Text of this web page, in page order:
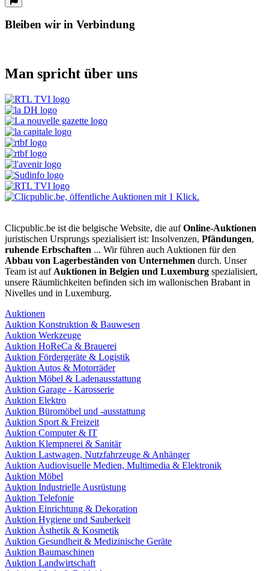
Bleiben wir in Verbindung
Man spricht über uns
Clicpublic.be ist die belgische Website, die aufOnline-Auktionen
juristischen Ursprungs spezialisiert ist: Insolvenzen, Pfändungen,
ruhende Erbschaften ... Wir führen auch Auktionen für den
Abbau von Lagerbeständen von Unternehmen durch. Unser
Team ist auf Auktionen in Belgien und Luxemburg spezialisiert,
unsere Räumlichkeiten befinden sich im wallonischen Brabant in
Nivelles und in Luxemburg.
Auktionen
Auktion Konstruktion & Bauwesen
Auktion Werkzeuge
Auktion HoReCa & Brauerei
Auktion Fördergeräte & Logistik
Auktion Autos & Motorräder
Auktion Möbel & Ladenausstattung
Auktion Garage - Karosserie
Auktion Elektro
Auktion Büromöbel und -ausstattung
Auktion Sport & Freizeit
Auktion Computer & IT
Auktion Klempnerei & Sanitär
Auktion Lastwagen, Nutzfahrzeuge & Anhänger
Auktion Audiovisuelle Medien, Multimedia & Elektronik
Auktion Möbel
Auktion Industrielle Ausrüstung
Auktion Telefonie
Auktion Einrichtung & Dekoration
Auktion Hygiene und Sauberkeit
Auktion Ästhetik & Kosmetik
Auktion Gesundheit & Medizinische Geräte
Auktion Baumaschinen
Auktion Landwirtschaft